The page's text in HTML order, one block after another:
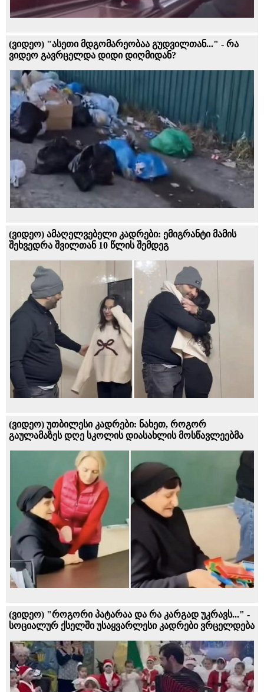
(ვიდეო) "ასეთი მდგომარეობაა გუდვილთან..." - რა
ვიდეო გავრცელდა დიდი დიღმიდან?
(ვიდეო) ამაღელვებელი კადრები: ემიგრანტი მამის
შეხვედრა შვილთან 10 წლის შემდეგ
(ვიდეო) უთბილესი კადრები: ნახეთ, როგორ
გაულამაზეს დღე სკოლის დიასახლის მოსწავლეებმა
(ვიდეო) "როგორი პატარაა და რა კარგად უკრავს..." -
სოციალურ ქსელში უსაყვარლესი კადრები ვრცელდება